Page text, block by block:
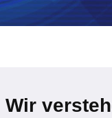
Wir